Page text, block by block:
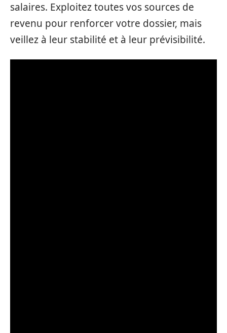
salaires. Exploitez toutes vos sources de
revenu pour renforcer votre dossier, mais
veillez à leur stabilité et à leur prévisibilité.